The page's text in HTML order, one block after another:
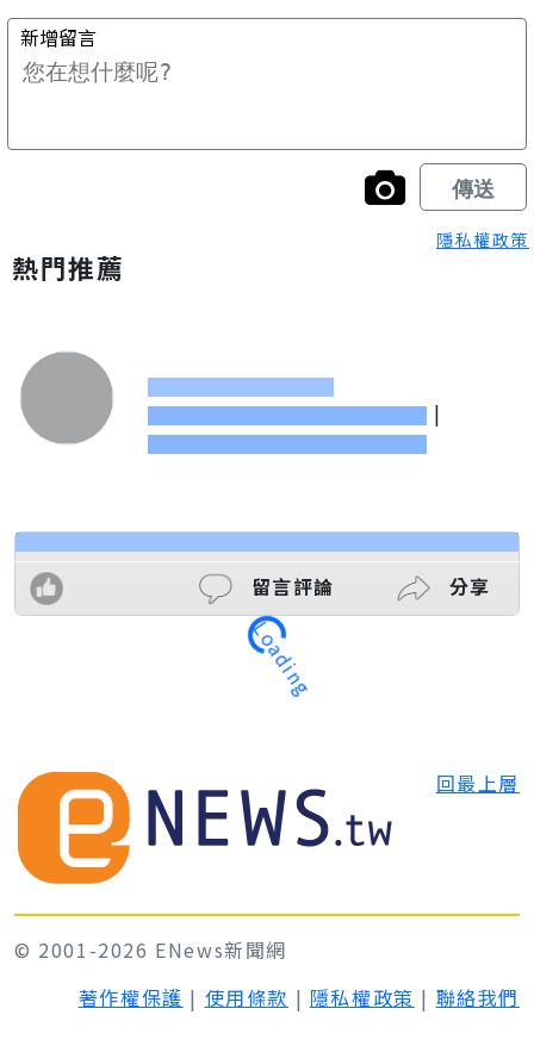
隱私權政策
熱門推薦
|
留言評論 分享
Loading
回最上層
© 2001-2026 ENews新聞網
著作權保護 | 使用條款 | 隱私權政策 | 聯絡我們